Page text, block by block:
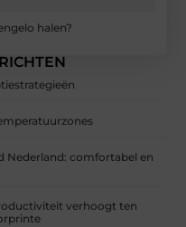
halen?
Nederland: comfortabel en
verhoogt ten